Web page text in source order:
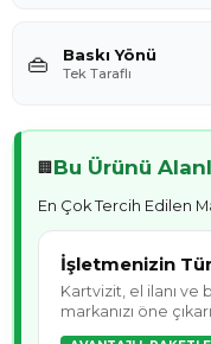
👜 Baskı Yönü
Tek Taraflı
🏢Bu Ürünü
En Çok Tercih Edilen
İşletmenizin
Kartvizit, el ilanı ve
markanızı öne